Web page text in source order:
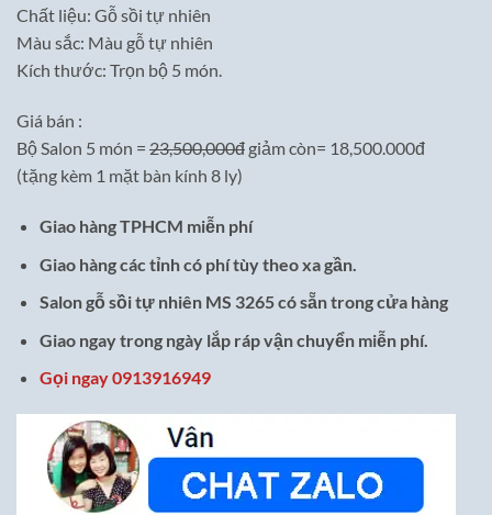
Chất liệu: Gỗ sồi tự nhiên
Màu sắc: Màu gỗ tự nhiên
Kích thước: Trọn bộ 5 món.
Giá bán :
Bộ Salon 5 món = 23,500,000đ giảm còn= 18,500.000đ
(tặng kèm 1 mặt bàn kính 8 ly)
Giao hàng TPHCM miễn phí
Giao hàng các tỉnh có phí tùy theo xa gần.
Salon gỗ sồi tự nhiên MS 3265 có sẵn trong cửa hàng
Giao ngay trong ngày lắp ráp vận chuyển miễn phí.
Gọi ngay 0913916949